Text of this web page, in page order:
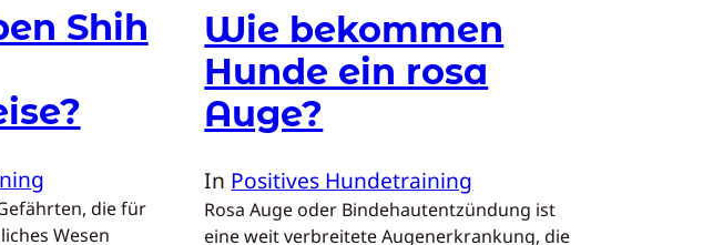
Shih
die für
Wesen
Wie bekommen
Hunde ein rosa
Auge?
In Positives Hundetraining
Rosa Auge oder Bindehautentzündung ist
eine weit verbreitete Augenerkrankung, die